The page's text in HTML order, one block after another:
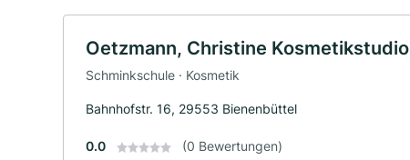
Oetzmann, Christine Kosmetikstudio
Schminkschule · Kosmetik
Bahnhofstr. 16, 29553 Bienenbüttel
0.0 (0 Bewertungen)